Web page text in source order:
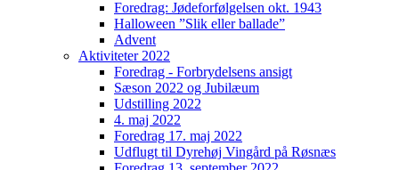
Foredrag: Jødeforfølgelsen okt. 1943
Halloween ”Slik eller ballade”
Advent
Aktiviteter 2022
Foredrag - Forbrydelsens ansigt
Sæson 2022 og Jubilæum
Udstilling 2022
4. maj 2022
Foredrag 17. maj 2022
Udflugt til Dyrehøj Vingård på Røsnæs